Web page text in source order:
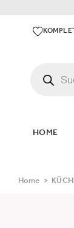
HOME
Home >